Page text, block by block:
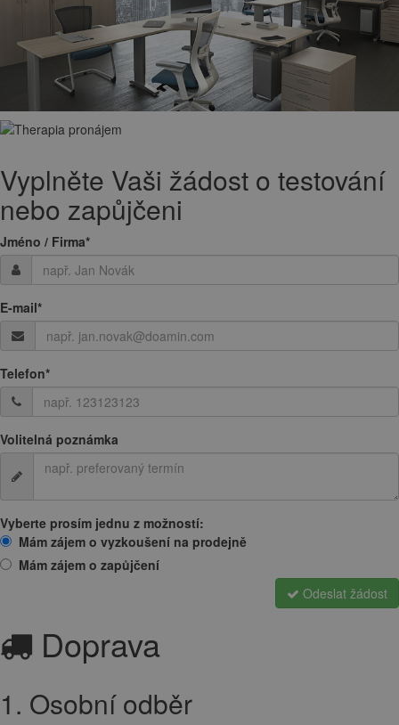
Vyplněte Vaši žádost o testování
nebo zapůjčeni
Jméno / Firma*
E-mail*
Telefon*
Volitelná poznámka
Vyberte prosím jednu z možností:
Mám zájem o vyzkoušení na prodejně
Mám zájem o zapůjčení
Odeslat žádost
Doprava
1. Osobní odběr